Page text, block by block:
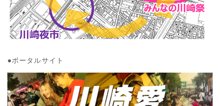
●ポータルサイト